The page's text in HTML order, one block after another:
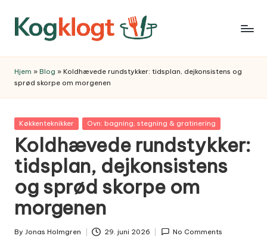
content
Hjem » Blog » Koldhævede rundstykker: tidsplan, dejkonsistens og
sprød skorpe om morgenen
Posted
Køkkenteknikker Ovn: bagning, stegning & gratinering
Koldhævede rundstykker:
tidsplan, dejkonsistens
og sprød skorpe om
morgenen
Posted
By Jonas Holmgren 29. juni 2026 No Comments